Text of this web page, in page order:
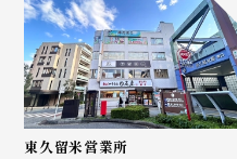
東久留米営業所